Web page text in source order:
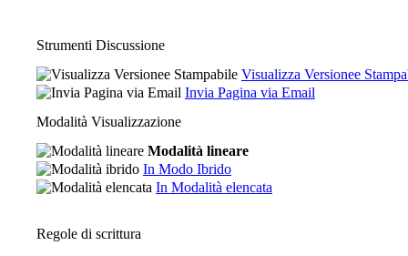
Strumenti Discussione
Visualizza Versionee
Invia Pagina via Email
Modalità Visualizzazione
Modalità lineare
In Modo Ibrido
In Modalità elencata
Regole di scrittura